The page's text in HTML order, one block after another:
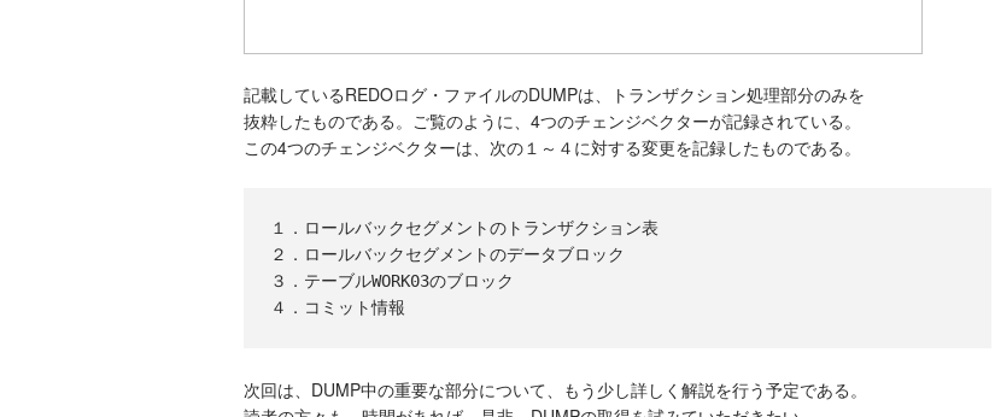
記載しているREDOログ・ファイルのDUMPは、トランザクション処理部分のみを
抜粋したものである。ご覧のように、4つのチェンジベクターが記録されている。
この4つのチェンジベクターは、次の１～４に対する変更を記録したものである。
１．ロールバックセグメントのトランザクション表
２．ロールバックセグメントのデータブロック
３．テーブルWORK03のブロック
４．コミット情報
次回は、DUMP中の重要な部分について、もう少し詳しく解説を行う予定である。